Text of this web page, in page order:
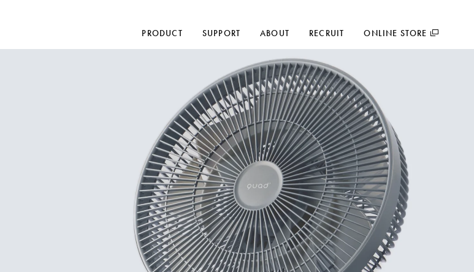
PRODUCT SUPPORT ABOUT RECRUIT ONLINE STORE